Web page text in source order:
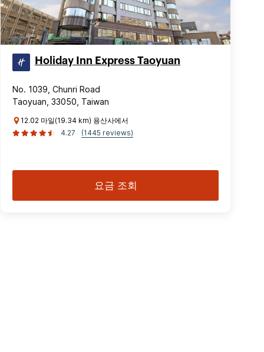
Holiday Inn Express Taoyuan
No. 1039, Chunri Road
Taoyuan, 33050, Taiwan
12.02 마일(19.34 km) 용산사에서
4.27
(1445 reviews)
요금 조회